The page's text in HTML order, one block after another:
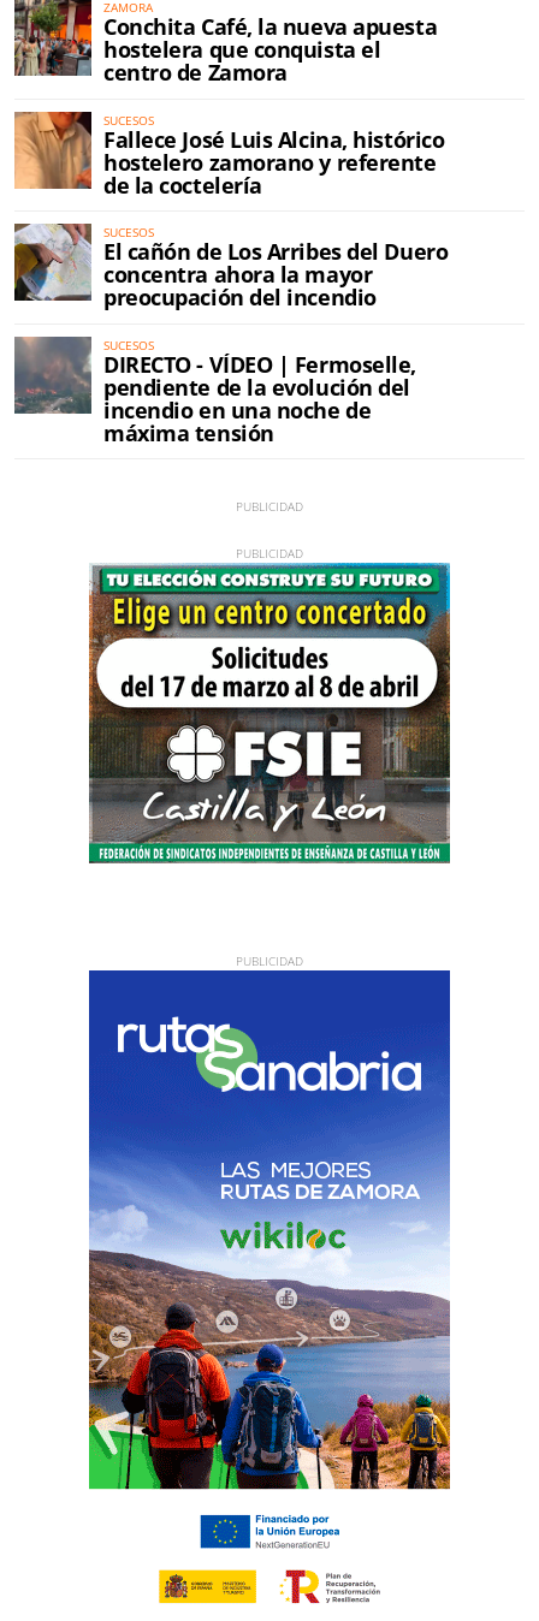
ZAMORA
Conchita Café, la nueva apuesta
hostelera que conquista el
centro de Zamora
SUCESOS
Fallece José Luis Alcina, histórico
hostelero zamorano y referente
de la coctelería
SUCESOS
El cañón de Los Arribes del Duero
concentra ahora la mayor
preocupación del incendio
SUCESOS
DIRECTO - VÍDEO | Fermoselle,
pendiente de la evolución del
incendio en una noche de
máxima tensión